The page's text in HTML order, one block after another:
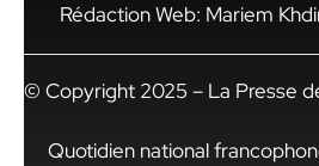
Rédaction Web: Mariem
© Copyright 2025 – La Presse
Quotidien national